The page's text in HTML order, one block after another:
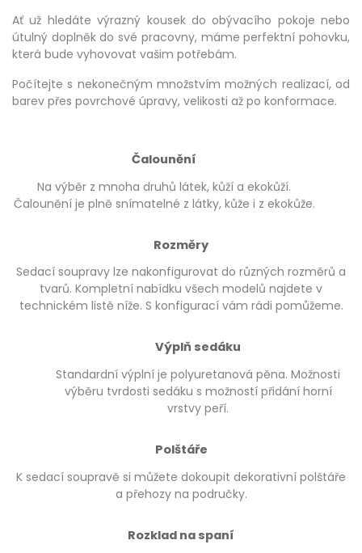
Ať už hledáte výrazný kousek do obývacího pokoje nebo
útulný doplněk do své pracovny, máme perfektní pohovku,
která bude vyhovovat vašim potřebám.
Počítejte s nekonečným množstvím možných realizací, od
barev přes povrchové úpravy, velikosti až po konformace.
Čalounění
Na výběr z mnoha druhů látek, kůží a ekokůží.
Čalounění je plně snímatelné z látky, kůže i z ekokůže.
Rozměry
Sedací soupravy lze nakonfigurovat do různých rozměrů a
tvarů. Kompletní nabídku všech modelů najdete v
technickém listě níže. S konfigurací vám rádi pomůžeme.
Výplň sedáku
Standardní výplní je polyuretanová pěna. Možnosti
výběru tvrdosti sedáku s možností přidání horní
vrstvy peří.
Polštáře
K sedací soupravě si můžete dokoupit dekorativní polštáře
a přehozy na područky.
Rozklad na spaní